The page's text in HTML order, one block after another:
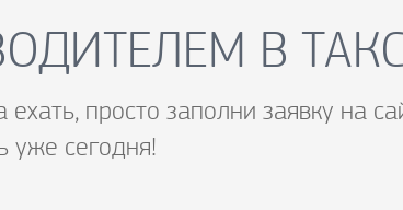
В
просто заполни заявку на
уже сегодня!